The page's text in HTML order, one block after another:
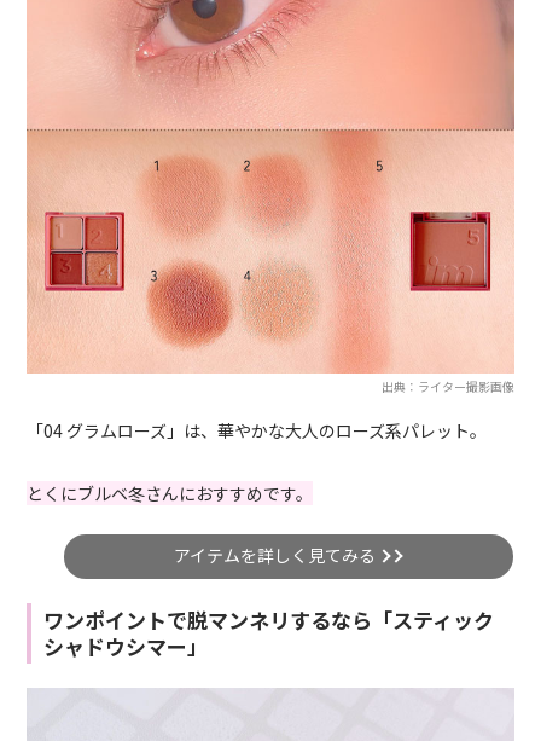
出典：ライター撮影画像
「04 グラムローズ」は、華やかな大人のローズ系パレット。
とくにブルベ冬さんにおすすめです。
アイテムを詳しく見てみる
ワンポイントで脱マンネリするなら「スティック
シャドウシマー」